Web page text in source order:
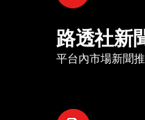
路透社新
平台內市場新聞